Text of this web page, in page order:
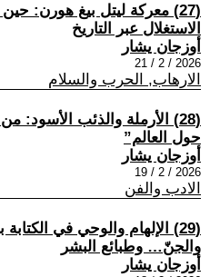
(27) معركة ليتل بيغ هورن:
الاستغلال عبر التاريخ
أوزجان يشار
2026 / 2 / 21
الارهاب, الحرب والسلام
(28) الأرملة والذئب
حول العالم”
أوزجان يشار
2026 / 2 / 19
الادب والفن
(29) الإلهام والوحي في
والجنّ… وطبائع البشر
أوزجان يشار